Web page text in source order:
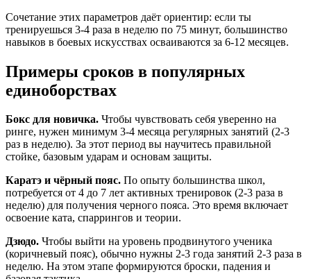
Сочетание этих параметров даёт ориентир: если ты
тренируешься 3‑4 раза в неделю по 75 минут, большинство
навыков в боевых искусствах осваиваются за 6‑12 месяцев.
Примеры сроков в популярных
единоборствах
Бокс для новичка. Чтобы чувствовать себя уверенно на
ринге, нужен минимум 3‑4 месяца регулярных занятий (2‑3
раз в неделю). За этот период вы научитесь правильной
стойке, базовым ударам и основам защиты.
Каратэ и чёрный пояс. По опыту большинства школ,
потребуется от 4 до 7 лет активных тренировок (2‑3 раза в
неделю) для получения черного пояса. Это время включает
освоение ката, спаррингов и теории.
Дзюдо. Чтобы выйти на уровень продвинутого ученика
(коричневый пояс), обычно нужны 2‑3 года занятий 2‑3 раза в
неделю. На этом этапе формируются броски, падения и